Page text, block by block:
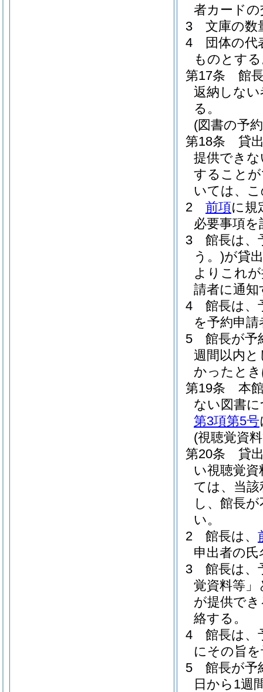
者カード
3
文庫の数
4
団体の
ものとす
第17条
館
返納しな
る。
(図書の予
第18条
貸
提供でき
すること
いては、
2
前項に規
必要事項
3
館長は、
う。)が貸
よりこれ
請者に通知
4
館長は、
を予約申
5
館長が予
週間以内
かったと
第19条
本
ない図書
第3項第5号
(視聴覚資
第20条
貸
い視聴覚
ては、当
し、館長
い。
2
館長は、
申出者の
3
館長は、
覚資料等」
が提供で
絡する。
4
館長は、
にその旨
5
館長が予
日から1週